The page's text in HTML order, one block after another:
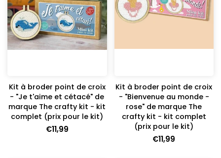
Kit à broder point de croix
- "Je t'aime et cétacé" de
marque The crafty kit - kit
complet (prix pour le kit)
€11,99
Kit à broder point de croix
- "Bienvenue au monde -
rose" de marque The
crafty kit - kit complet
(prix pour le kit)
€11,99